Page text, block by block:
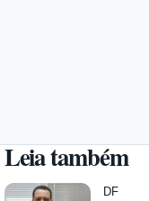
Leia também
DF